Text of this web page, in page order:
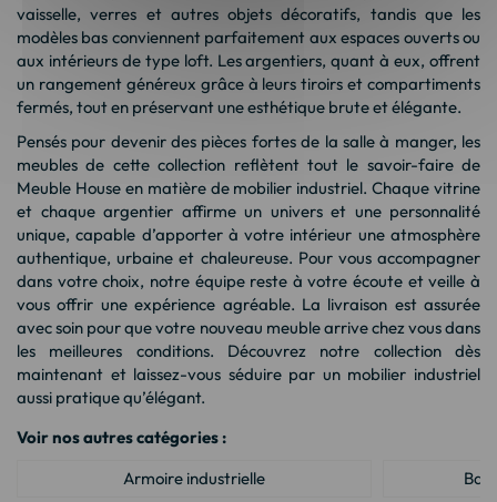
vaisselle, verres et autres objets décoratifs, tandis que les
modèles bas conviennent parfaitement aux espaces ouverts ou
aux intérieurs de type loft. Les argentiers, quant à eux, offrent
un rangement généreux grâce à leurs tiroirs et compartiments
fermés, tout en préservant une esthétique brute et élégante.
Pensés pour devenir des pièces fortes de la salle à manger, les
meubles de cette collection reflètent tout le savoir-faire de
Meuble House en matière de mobilier industriel. Chaque vitrine
et chaque argentier affirme un univers et une personnalité
unique, capable d’apporter à votre intérieur une atmosphère
authentique, urbaine et chaleureuse. Pour vous accompagner
dans votre choix, notre équipe reste à votre écoute et veille à
vous offrir une expérience agréable. La livraison est assurée
avec soin pour que votre nouveau meuble arrive chez vous dans
les meilleures conditions. Découvrez notre collection dès
maintenant et laissez-vous séduire par un mobilier industriel
aussi pratique qu’élégant.
Voir nos autres catégories :
Armoire industrielle